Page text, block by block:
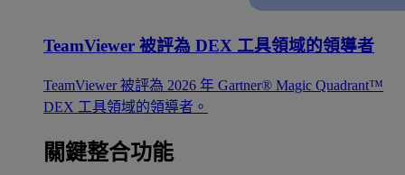
TeamViewer 被評為 DEX 工具領域的領導者
TeamViewer 被評為 2026 年 Gartner® Magic Quadrant™
DEX 工具領域的領導者。
關鍵整合功能